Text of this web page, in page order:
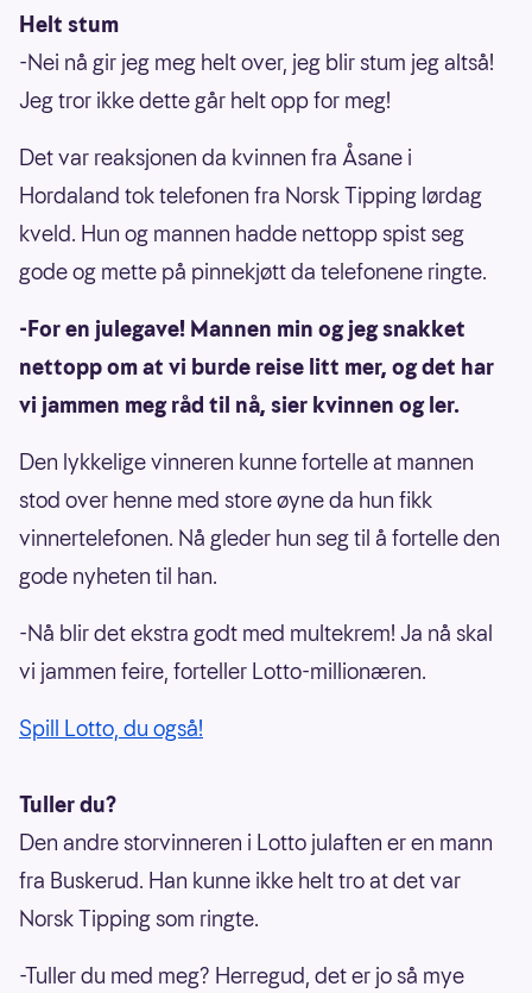
Helt stum
-Nei nå gir jeg meg helt over, jeg blir stum jeg altså!
Jeg tror ikke dette går helt opp for meg!
Det var reaksjonen da kvinnen fra Åsane i
Hordaland tok telefonen fra Norsk Tipping lørdag
kveld. Hun og mannen hadde nettopp spist seg
gode og mette på pinnekjøtt da telefonene ringte.
-For en julegave! Mannen min og jeg snakket
nettopp om at vi burde reise litt mer, og det har
vi jammen meg råd til nå, sier kvinnen og ler.
Den lykkelige vinneren kunne fortelle at mannen
stod over henne med store øyne da hun fikk
vinnertelefonen. Nå gleder hun seg til å fortelle den
gode nyheten til han.
-Nå blir det ekstra godt med multekrem! Ja nå skal
vi jammen feire, forteller Lotto-millionæren.
Spill Lotto, du også!
Tuller du?
Den andre storvinneren i Lotto julaften er en mann
fra Buskerud. Han kunne ikke helt tro at det var
Norsk Tipping som ringte.
-Tuller du med meg? Herregud, det er jo så mye